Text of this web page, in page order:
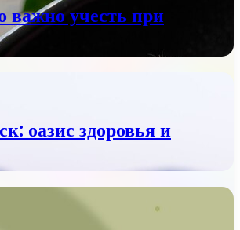
важно учесть при
оазис здоровья и